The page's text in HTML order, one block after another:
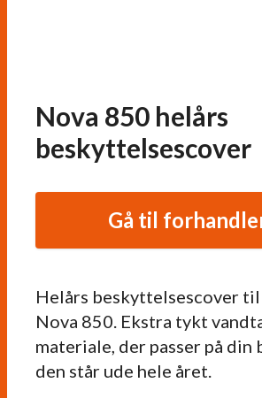
Nova 850 helårs
beskyttelsescover
Helårs beskyttelsescover til
Nova 850. Ekstra tykt
materiale, der passer på din
den står ude hele året.
Gå til